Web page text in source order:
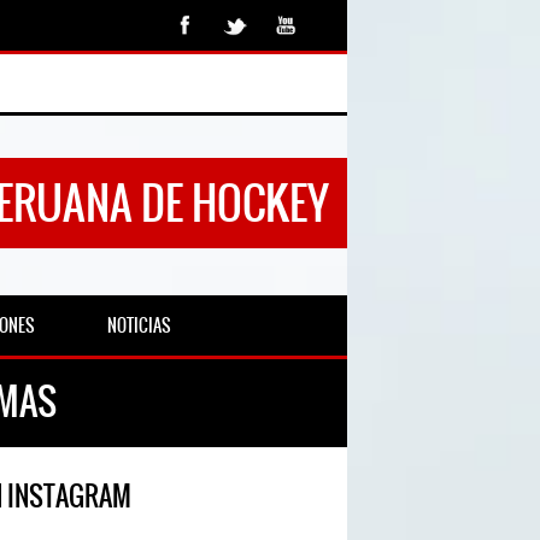
DE HOCKEY
NOTICIAS
INSTAGRAM